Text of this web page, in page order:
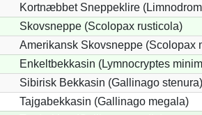
Kortnæbbet Sneppeklire
Skovsneppe (Scolopax rusticola)
Amerikansk Skovsneppe (Scolopax
Enkeltbekkasin (Lymnocryptes
Sibirisk Bekkasin (Gallinago stenura)
Tajgabekkasin (Gallinago megala)